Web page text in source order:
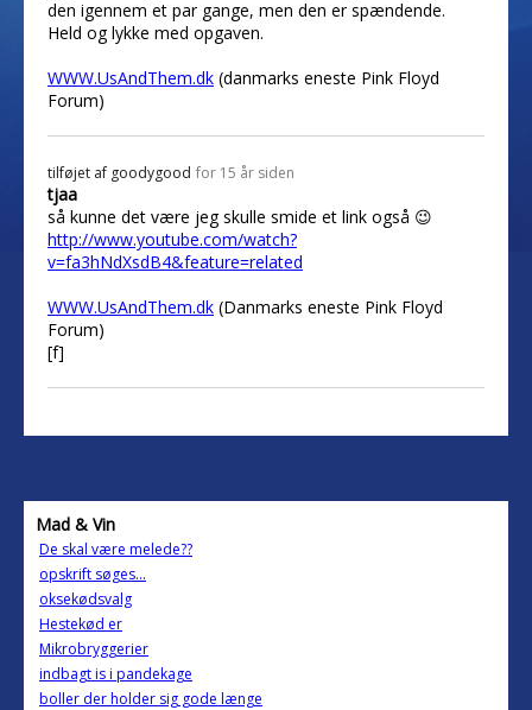
den igennem et par gange, men den er spændende.
Held og lykke med opgaven.
WWW.UsAndThem.dk (danmarks eneste Pink Floyd
Forum)
tilføjet af goodygood for 15 år siden
tjaa
så kunne det være jeg skulle smide et link også 😉
http://www.youtube.com/watch?
v=fa3hNdXsdB4&feature=related
WWW.UsAndThem.dk (Danmarks eneste Pink Floyd
Forum)
[f]
Mad & Vin
De skal være melede??
opskrift søges...
oksekødsvalg
Hestekød er
Mikrobryggerier
indbagt is i pandekage
boller der holder sig gode længe